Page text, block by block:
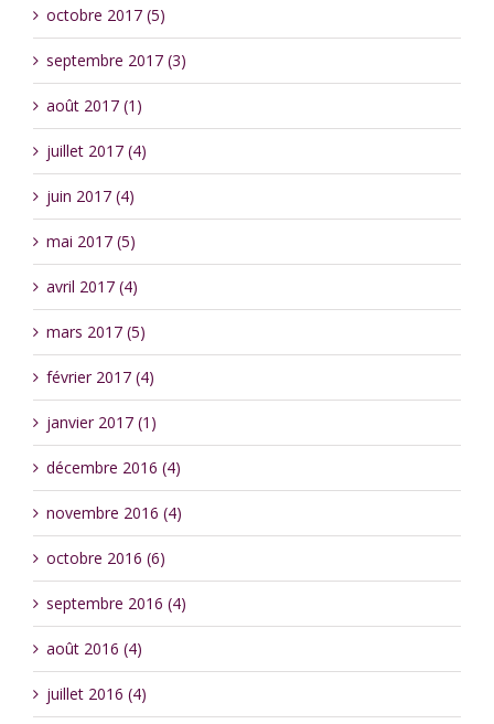
octobre 2017 (5)
septembre 2017 (3)
août 2017 (1)
juillet 2017 (4)
juin 2017 (4)
mai 2017 (5)
avril 2017 (4)
mars 2017 (5)
février 2017 (4)
janvier 2017 (1)
décembre 2016 (4)
novembre 2016 (4)
octobre 2016 (6)
septembre 2016 (4)
août 2016 (4)
juillet 2016 (4)